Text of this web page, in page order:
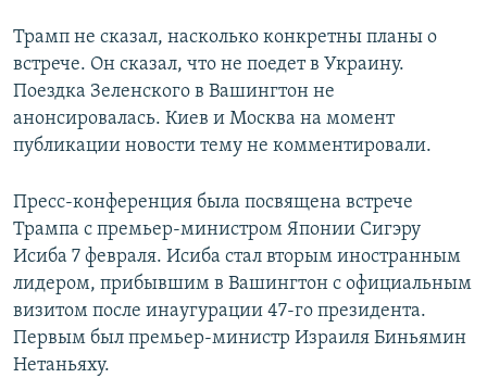
Трамп не сказал, насколько конкретны планы о
встрече. Он сказал, что не поедет в Украину.
Поездка Зеленского в Вашингтон не
анонсировалась. Киев и Москва на момент
публикации новости тему не комментировали.
Пресс-конференция была посвящена встрече
Трампа с премьер-министром Японии Сигэру
Исиба 7 февраля. Исиба стал вторым иностранным
лидером, прибывшим в Вашингтон с официальным
визитом после инаугурации 47-го президента.
Первым был премьер-министр Израиля Биньямин
Нетаньяху.